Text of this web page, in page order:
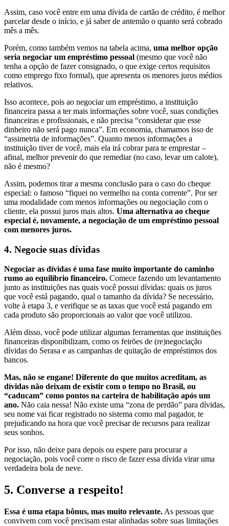
Assim, caso você entre em uma dívida de cartão de crédito, é melhor
parcelar desde o início, e já saber de antemão o quanto será cobrado
mês a mês.
Porém, como também vemos na tabela acima, uma melhor opção
seria negociar um empréstimo pessoal (mesmo que você não
tenha a opção de fazer consignado, o que exige certos requisitos
como emprego fixo formal), que apresenta os menores juros médios
relativos.
Isso acontece, pois ao negociar um empréstimo, a instituição
financeira passa a ter mais informações sobre você, suas condições
financeiras e profissionais, e não precisa “considerar que esse
dinheiro não será pago nunca”. Em economia, chamamos isso de
“assimetria de informações”. Quanto menos informações a
instituição tiver de você, mais ela irá cobrar para te emprestar –
afinal, melhor prevenir do que remediar (no caso, levar um calote),
não é mesmo?
Assim, podemos tirar a mesma conclusão para o caso do cheque
especial: o famoso “fiquei no vermelho na conta corrente”. Por ser
uma modalidade com menos informações ou negociação com o
cliente, ela possui juros mais altos. Uma alternativa ao cheque
especial é, novamente, a negociação de um empréstimo pessoal
com menores juros.
4. Negocie suas dívidas
Negociar as dívidas é uma fase muito importante do caminho
rumo ao equilíbrio financeiro. Comece fazendo um levantamento
junto as instituições nas quais você possui dívidas: quais os juros
que você está pagando, qual o tamanho da dívida? Se necessário,
volte à etapa 3, e verifique se as taxas que você está pagando em
cada produto são proporcionais ao valor que você utilizou.
Além disso, você pode utilizar algumas ferramentas que instituições
financeiras disponibilizam, como os feirões de (re)negociação
dívidas do Serasa e as campanhas de quitação de empréstimos dos
bancos.
Mas, não se engane! Diferente do que muitos acreditam, as
dívidas não deixam de existir com o tempo no Brasil, ou
“caducam” como pontos na carteira de habilitação após um
ano. Não caia nessa! Não existe uma “zona de perdão” para dívidas,
seu nome vai ficar registrado no sistema como mal pagador, te
prejudicando na hora que você precisar de recursos para realizar
seus sonhos.
Por isso, não deixe para depois ou espere para procurar a
negociação, pois você corre o risco de fazer essa dívida virar uma
verdadeira bola de neve.
5. Converse a respeito!
Essa é uma etapa bônus, mas muito relevante. As pessoas que
convivem com você precisam estar alinhadas sobre suas limitações